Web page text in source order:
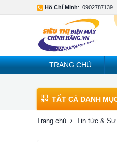
Hồ Chí Minh: 0902787139
TRANG CHỦ
TẤT CẢ DANH
Trang chủ Tin tức & Sự